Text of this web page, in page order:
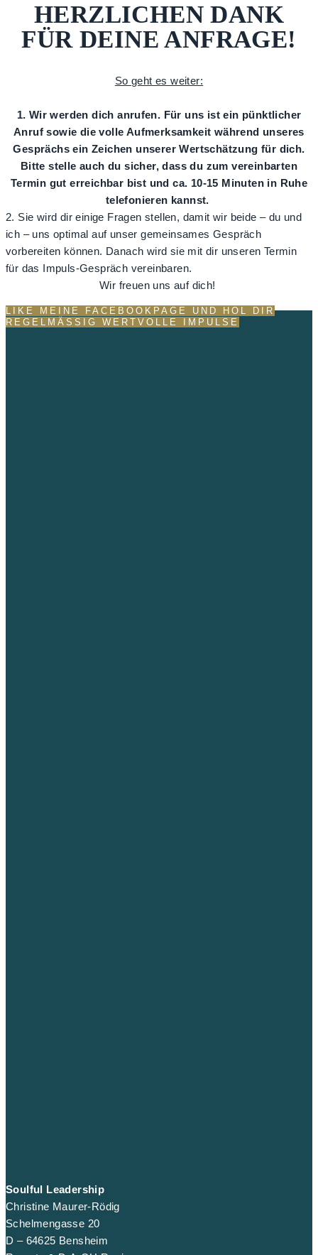
HERZLICHEN DANK
FÜR DEINE ANFRAGE!
So geht es weiter:
1. Wir werden dich anrufen. Für uns ist ein pünktlicher
Anruf sowie die volle Aufmerksamkeit während unseres
Gesprächs ein Zeichen unserer Wertschätzung für dich.
Bitte stelle auch du sicher, dass du zum vereinbarten
Termin gut erreichbar bist und ca. 10-15 Minuten in Ruhe
telefonieren kannst.
2. Sie wird dir einige Fragen stellen, damit wir beide – du und
ich – uns optimal auf unser gemeinsames Gespräch
vorbereiten können. Danach wird sie mit dir unseren Termin
für das Impuls-Gespräch vereinbaren.
Wir freuen uns auf dich!
LIKE MEINE FACEBOOKPAGE UND HOL DIR
REGELMÄSSIG WERTVOLLE IMPULSE
Soulful Leadership
Christine Maurer-Rödig
Schelmengasse 20
D – 64625 Bensheim